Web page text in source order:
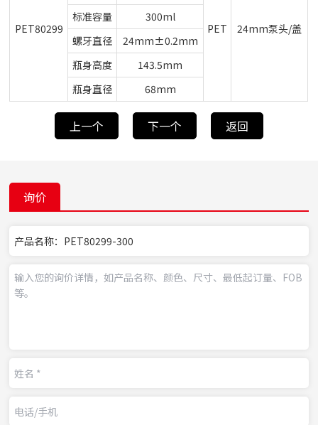
PET80299 PET 24mm泵头/盖
标准容量
300ml
螺牙直径
24mm±0.2mm
瓶身高度
143.5mm
瓶身直径
68mm
上一个 下一个 返回
询价